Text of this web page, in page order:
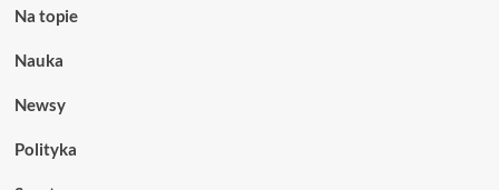
Na topie
Nauka
Newsy
Polityka